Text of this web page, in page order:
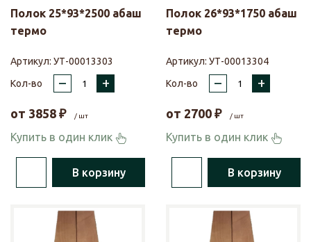
Полок 25*93*2500 абаш
термо
Артикул: УТ-00013303
Кол-во
– +
от 3858 ₽ / шт
Купить в один клик
В корзину
Полок 26*93*1750 абаш
термо
Артикул: УТ-00013304
Кол-во
– +
от 2700 ₽ / шт
Купить в один клик
В корзину